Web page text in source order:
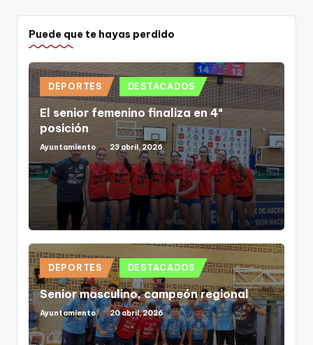
Puede que te hayas perdido
Publicado
en
DEPORTES DESTACADOS
El senior femenino finaliza en 4ª
posición
Publicado
Ayuntamiento 23 abril, 2026
Publicado
en
DEPORTES DESTACADOS
Senior masculino, campeón regional
Publicado
Ayuntamiento 20 abril, 2026